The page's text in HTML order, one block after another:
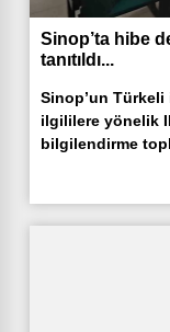
Sinop’ta hibe
tanıtıldı...
Sinop’un
ilgililere yönelik
bilgilendirme